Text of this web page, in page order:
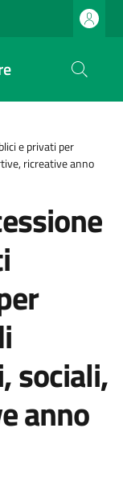
e privati per
ricreative anno
sociali,
anno